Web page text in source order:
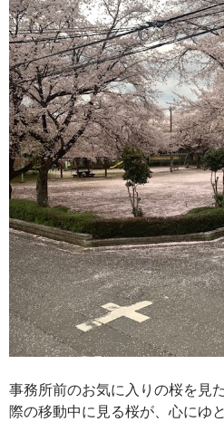
事務所前のお気に入りの桜を見
際の移動中に見る桜が、心にゆ